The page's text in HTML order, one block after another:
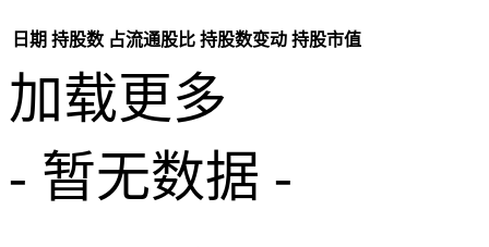
日期 持股数 占流通股比 持股数变动 持股市值
加载更多
- 暂无数据 -